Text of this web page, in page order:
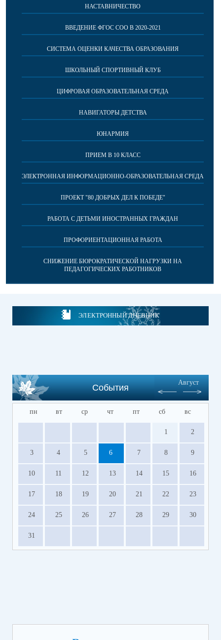
НАСТАВНИЧЕСТВО
ВВЕДЕНИЕ ФГОС СОО В 2020-2021
СИСТЕМА ОЦЕНКИ КАЧЕСТВА ОБРАЗОВАНИЯ
ШКОЛЬНЫЙ СПОРТИВНЫЙ КЛУБ
ЦИФРОВАЯ ОБРАЗОВАТЕЛЬНАЯ СРЕДА
НАВИГАТОРЫ ДЕТСТВА
ЮНАРМИЯ
ПРИЕМ В 10 КЛАСС
ЭЛЕКТРОННАЯ ИНФОРМАЦИОННО-ОБРАЗОВАТЕЛЬНАЯ СРЕДА
ПРОЕКТ "80 ДОБРЫХ ДЕЛ К ПОБЕДЕ"
РАБОТА С ДЕТЬМИ ИНОСТРАННЫХ ГРАЖДАН
ПРОФОРИЕНТАЦИОННАЯ РАБОТА
СНИЖЕНИЕ БЮРОКРАТИЧЕСКОЙ НАГРУЗКИ НА
ПЕДАГОГИЧЕСКИХ РАБОТНИКОВ
ЭЛЕКТРОННЫЙ ДНЕВНИК
События
Август
пн вт ср чт пт сб вс
1 2
3 4 5 6 7 8 9
10 11 12 13 14 15 16
17 18 19 20 21 22 23
24 25 26 27 28 29 30
31